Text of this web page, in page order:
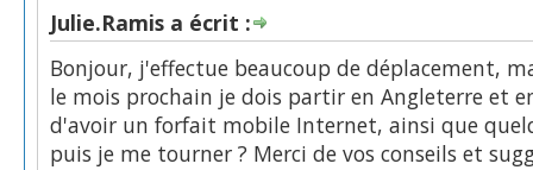
Julie.Ramis a écrit :
Bonjour, j'effectue beaucoup de déplacement,
le mois prochain je dois partir en Angleterre et
d'avoir un forfait mobile Internet, ainsi que
puis je me tourner ? Merci de vos conseils et